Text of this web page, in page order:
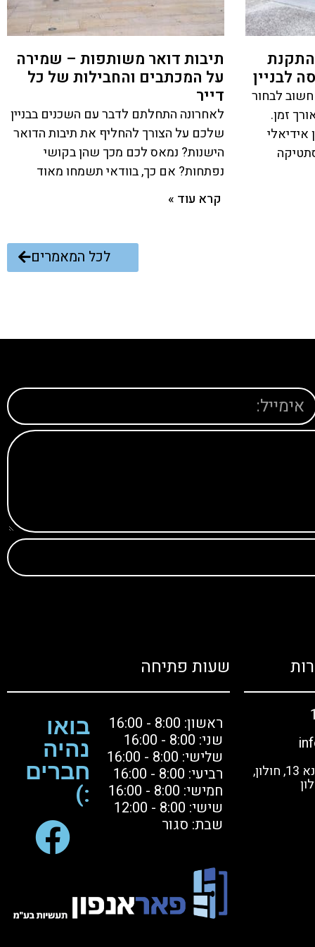
לבניין
חשוב לבחור
זמן.
אידיאלי
תיבות דואר משותפות – שמירה
על המכתבים והחבילות של כל
דייר
לאחרונה התחלתם לדבר עם השכנים בבניין
שלכם על הצורך להחליף את תיבות הדואר
הישנות? נמאס לכם מכך שהן בקושי
נפתחות? אם כך, בוודאי תשמחו מאוד
קרא עוד »
לכל המאמרים
בקרו אותנו: הסדנא 13, חולון,
שעות פתיחה
ראשון: 8:00 - 16:00
שני: 8:00 - 16:00
שלישי: 8:00 - 16:00
רביעי: 8:00 - 16:00
חמישי: 8:00 - 16:00
שישי: 8:00 - 12:00
שבת: סגור
בואו
נהיה
חברים
:)